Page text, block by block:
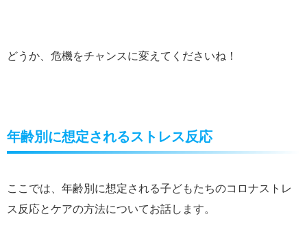
どうか、危機をチャンスに変えてくださいね！
年齢別に想定されるストレス反応
ここでは、年齢別に想定される子どもたちのコロナストレ
ス反応とケアの方法についてお話します。